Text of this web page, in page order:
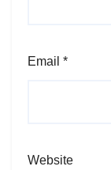
Email *
Website